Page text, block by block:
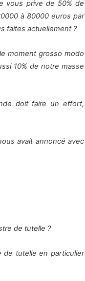
vous prive de 50% de
à 80000 euros par
faites actuellement ?
moment grosso modo
10% de notre masse
doit faire un effort,
avait annoncé avec
de tutelle ?
de tutelle en particulier